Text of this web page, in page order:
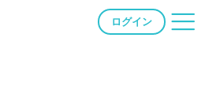
ログイン